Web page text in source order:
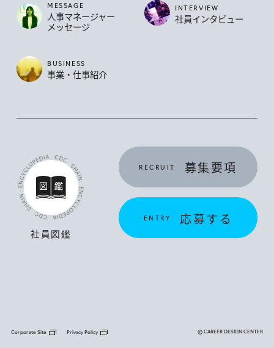
MESSAGE
人事マネージャー
メッセージ
INTERVIEW
社員インタビュー
BUSINESS
事業・仕事紹介
RECRUIT 募集要項
ENTRY 応募する
Corporate Site Privacy Policy © CAREER DESIGN CENTER